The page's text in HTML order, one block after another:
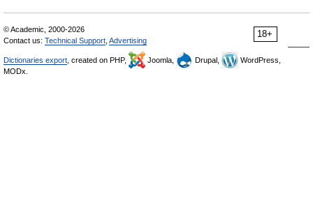
18+
© Academic, 2000-2026
Contact us: Technical Support Advertising
Dictionaries export , created on PHP, Joomla, Drupal,
WordPress,
MODx.